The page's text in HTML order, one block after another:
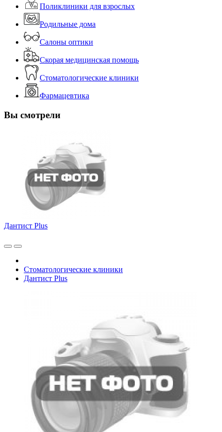
Поликлиники для взрослых
Родильные дома
Салоны оптики
Скорая медицинская помощь
Стоматологические клиники
Фармацевтика
Вы смотрели
Дантист Plus
Стоматологические клиники
Дантист Plus